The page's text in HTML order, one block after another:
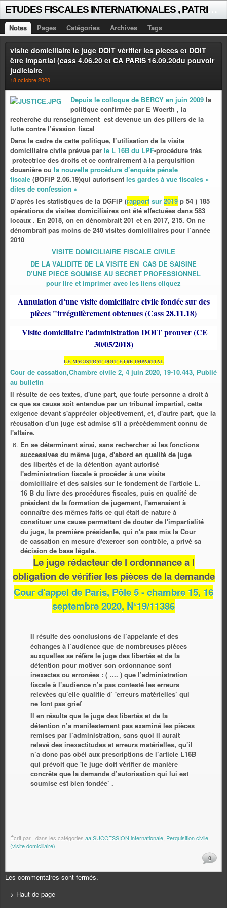
Notes Pages Catégories Archives Tags
visite domiciliaire le juge DOIT vérifier les pieces et DOIT
être impartial (cass 4.06.20 et CA PARIS 16.09.20du pouvoir
judiciaire
18 octobre 2020
Depuis le colloque de BERCY en juin 2009 la
politique confirmée par E Woerth , la
recherche du renseignement est devenue un des piliers de la
lutte contre l’évasion fiscal
Dans le cadre de cette politique, l’utilisation de la visite
domiciliaire civile prévue par le L 16B du LPF-procédure très
protectrice des droits et ce contrairement à la perquisition
douanière ou la nouvelle procédure d’enquête pénale
fiscale (BOFIP 2.06.19)qui autorisent les gardes à vue fiscales «
dites de confession »
D’après les statistiques de la DGFiP (rapport sur 2019 p 54 ) 185
opérations de visites domiciliaires ont été effectuées dans 583
locaux . En 2018, on en dénombrait 201 et en 2017, 215. On ne
dénombrait pas moins de 240 visites domiciliaires pour l’année
2010
VISITE DOMICILIAIRE FISCALE CIVILE
DE LA VALIDITE DE LA VISITE EN CAS DE SAISINE
D’UNE PIECE SOUMISE AU SECRET PROFESSIONNEL
pour lire et imprimer avec les liens cliquez
Annulation d'une visite domiciliaire civile fondée sur des
pièces "irrégulièrement obtenues (Cass 28.11.18)
Visite domiciliaire l'administration DOIT prouver (CE
30/05/2018)
LE MAGISTRAT DOIT ETRE IMPARTIAL
Cour de cassation,Chambre civile 2, 4 juin 2020, 19-10.443, Publié
au bulletin
Il résulte de ces textes, d'une part, que toute personne a droit à
ce que sa cause soit entendue par un tribunal impartial, cette
exigence devant s'apprécier objectivement, et, d'autre part, que la
récusation d'un juge est admise s'il a précédemment connu de
l'affaire.
En se déterminant ainsi, sans rechercher si les fonctions
successives du même juge, d'abord en qualité de juge
des libertés et de la détention ayant autorisé
l'administration fiscale à procéder à une visite
domiciliaire et des saisies sur le fondement de l'article L.
16 B du livre des procédures fiscales, puis en qualité de
président de la formation de jugement, l'amenaient à
connaître des mêmes faits ce qui était de nature à
constituer une cause permettant de douter de l'impartialité
du juge, la première présidente, qui n'a pas mis la Cour
de cassation en mesure d'exercer son contrôle, a privé sa
décision de base légale.
Le juge rédacteur de l ordonnance a l
obligation de vérifier les pièces de lademande
Cour d'appel de Paris, Pôle 5 - chambre 15, 16
septembre 2020, N°19/11386
Il résulte des conclusions de l’appelante et des
échanges à l’audience que de nombreuses pièces
auxquelles se réfère le juge des libertés et de la
détention pour motiver son ordonnance sont
inexactes ou erronées : ( …. ) que l’administration
fiscale à l’audience n’a pas contesté les erreurs
relevées qu’elle qualifie d’ 'erreurs matérielles’ qui
ne font pas grief
Il en résulte que le juge des libertés et de la
détention n’a manifestement pas examiné les pièces
remises par l’administration, sans quoi il aurait
relevé des inexactitudes et erreurs matérielles, qu’il
n’a donc pas obéi aux prescriptions de l’article L16B
qui prévoit que 'le juge doit vérifier de manière
concrête que la demande d’autorisation qui lui est
soumise est bien fondée’ .
Écrit par dans les catégories aa SUCCESSION internationale Perquisition civile
(visite domiciliaire)
0
Les commentaires sont fermés.
> Haut de page